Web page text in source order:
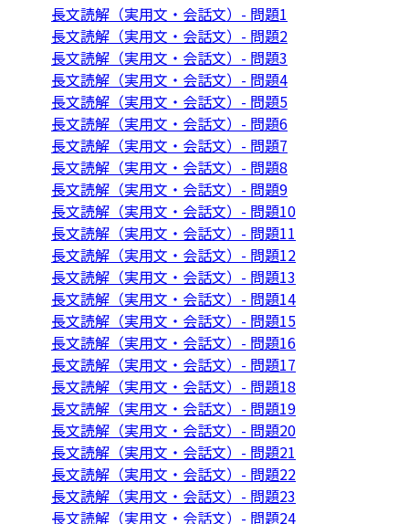
長文読解（実用文・会話文）- 問題1
長文読解（実用文・会話文）- 問題2
長文読解（実用文・会話文）- 問題3
長文読解（実用文・会話文）- 問題4
長文読解（実用文・会話文）- 問題5
長文読解（実用文・会話文）- 問題6
長文読解（実用文・会話文）- 問題7
長文読解（実用文・会話文）- 問題8
長文読解（実用文・会話文）- 問題9
長文読解（実用文・会話文）- 問題10
長文読解（実用文・会話文）- 問題11
長文読解（実用文・会話文）- 問題12
長文読解（実用文・会話文）- 問題13
長文読解（実用文・会話文）- 問題14
長文読解（実用文・会話文）- 問題15
長文読解（実用文・会話文）- 問題16
長文読解（実用文・会話文）- 問題17
長文読解（実用文・会話文）- 問題18
長文読解（実用文・会話文）- 問題19
長文読解（実用文・会話文）- 問題20
長文読解（実用文・会話文）- 問題21
長文読解（実用文・会話文）- 問題22
長文読解（実用文・会話文）- 問題23
長文読解（実用文・会話文）- 問題24